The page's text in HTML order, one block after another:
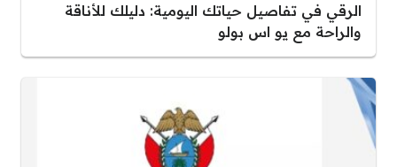
الرقي في تفاصيل حياتك اليومية: دليلك للأناقة
والراحة مع يو اس بولو